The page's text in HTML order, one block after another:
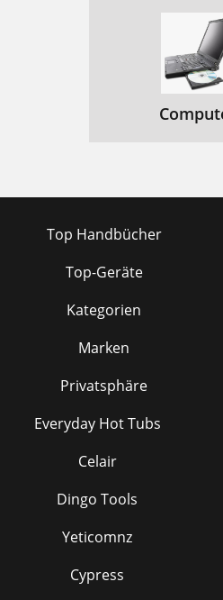
Top Handbücher
Top-Geräte
Kategorien
Marken
Privatsphäre
Everyday Hot Tubs
Celair
Dingo Tools
Yeticomnz
Cypress